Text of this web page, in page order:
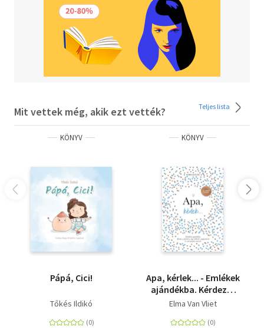
Mit vettek még, akik ezt vették? Teljes lista
KÖNYV
Pápá, Cici!
Tőkés Ildikó
KÖNYV
Apa, kérlek... - Emlékek
ajándékba. Kérdezz-
felelek a régi időkről,
minden másról.
Elma Van Vliet